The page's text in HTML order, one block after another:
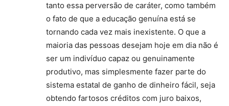
tanto essa perversão de caráter, como também
o fato de que a educação genuína está se
tornando cada vez mais inexistente. O que a
maioria das pessoas desejam hoje em dia não é
ser um indivíduo capaz ou genuinamente
produtivo, mas simplesmente fazer parte do
sistema estatal de ganho de dinheiro fácil, seja
obtendo fartosos créditos com juro baixos,